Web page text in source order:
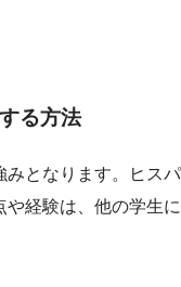
る方法
みとなります。ヒスパ
経験は、他の学生に